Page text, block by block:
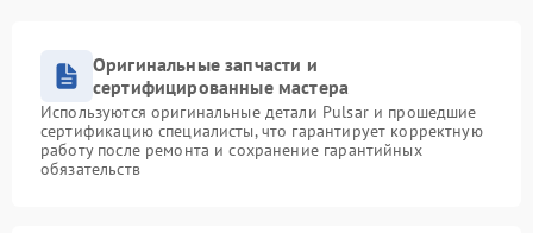
Оригинальные запчасти и
сертифицированные мастера
Используются оригинальные детали Pulsar и прошедшие
сертификацию специалисты, что гарантирует корректную
работу после ремонта и сохранение гарантийных
обязательств